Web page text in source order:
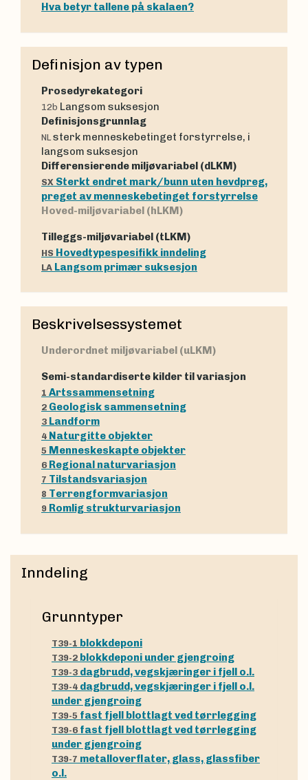
Hva betyr tallene på skalaen?
Definisjon av typen
Prosedyrekategori
12b Langsom suksesjon
Definisjonsgrunnlag
NL sterk menneskebetinget forstyrrelse, i
langsom suksesjon
Differensierende miljøvariabel (dLKM)
SX Sterkt endret mark/bunn uten hevdpreg,
preget av menneskebetinget forstyrrelse
Hoved-miljøvariabel (hLKM)
Tilleggs-miljøvariabel (tLKM)
HS Hovedtypespesifikk inndeling
LA Langsom primær suksesjon
Beskrivelsessystemet
Underordnet miljøvariabel (uLKM)
Semi-standardiserte kilder til variasjon
1 Artssammensetning
2 Geologisk sammensetning
3 Landform
4 Naturgitte objekter
5 Menneskeskapte objekter
6 Regional naturvariasjon
7 Tilstandsvariasjon
8 Terrengformvariasjon
9 Romlig strukturvariasjon
Inndeling
Grunntyper
T39-1 blokkdeponi
T39-2 blokkdeponi under gjengroing
T39-3 dagbrudd, vegskjæringer i fjell o.l.
T39-4 dagbrudd, vegskjæringer i fjell o.l.
under gjengroing
T39-5 fast fjell blottlagt ved tørrlegging
T39-6 fast fjell blottlagt ved tørrlegging
under gjengroing
T39-7 metalloverflater, glass, glassfiber
o.l.